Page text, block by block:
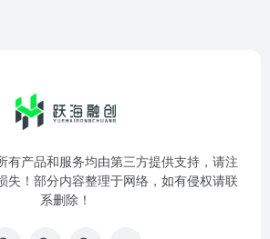
有产品和服务均由第三方提供支持，请注
失！部分内容整理于网络，如有侵权请联
系删除！